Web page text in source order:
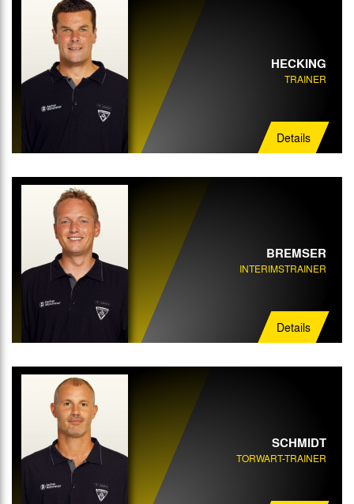
Interimstrainer
Torwart-Trainer
Mannschaftsarzt
Physiotherapeut
Mannschaftsbetreuer
HECKING
TRAINER
Details
BREMSER
INTERIMSTRAINER
Details
SCHMIDT
TORWART-TRAINER